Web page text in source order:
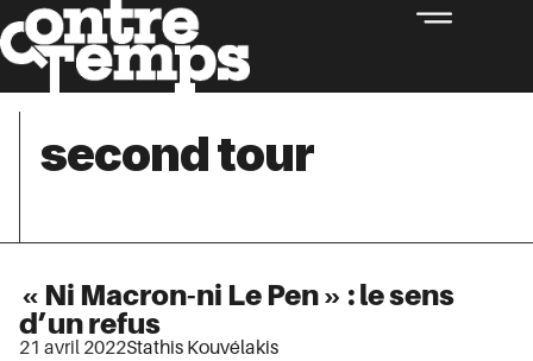
second tour
« Ni Macron-ni Le Pen » : le sens
d’un refus
21 avril 2022Stathis Kouvélakis